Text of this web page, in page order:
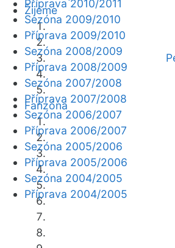
Žijeme
Fanzóna
Příprava 2010/2011
Sezóna 2009/2010
Příprava 2009/2010
Sezóna 2008/2009
Příprava 2008/2009
Sezóna 2007/2008
Příprava 2007/2008
Sezóna 2006/2007
Příprava 2006/2007
Sezóna 2005/2006
Příprava 2005/2006
Sezóna 2004/2005
Příprava 2004/2005